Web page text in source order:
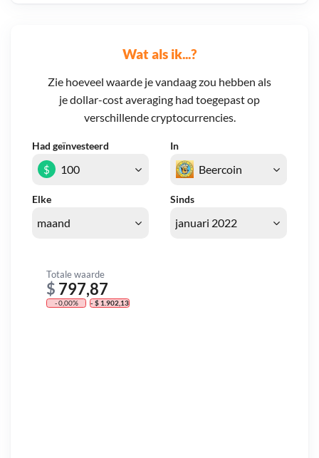
Wat als ik...?
Zie hoeveel waarde je vandaag zou hebben als
je dollar-cost averaging had toegepast op
verschillende cryptocurrencies.
Had geïnvesteerd In
Elke Sinds
$
Totale waarde
$ 797,87
- 0,00% - $ 1.902,13